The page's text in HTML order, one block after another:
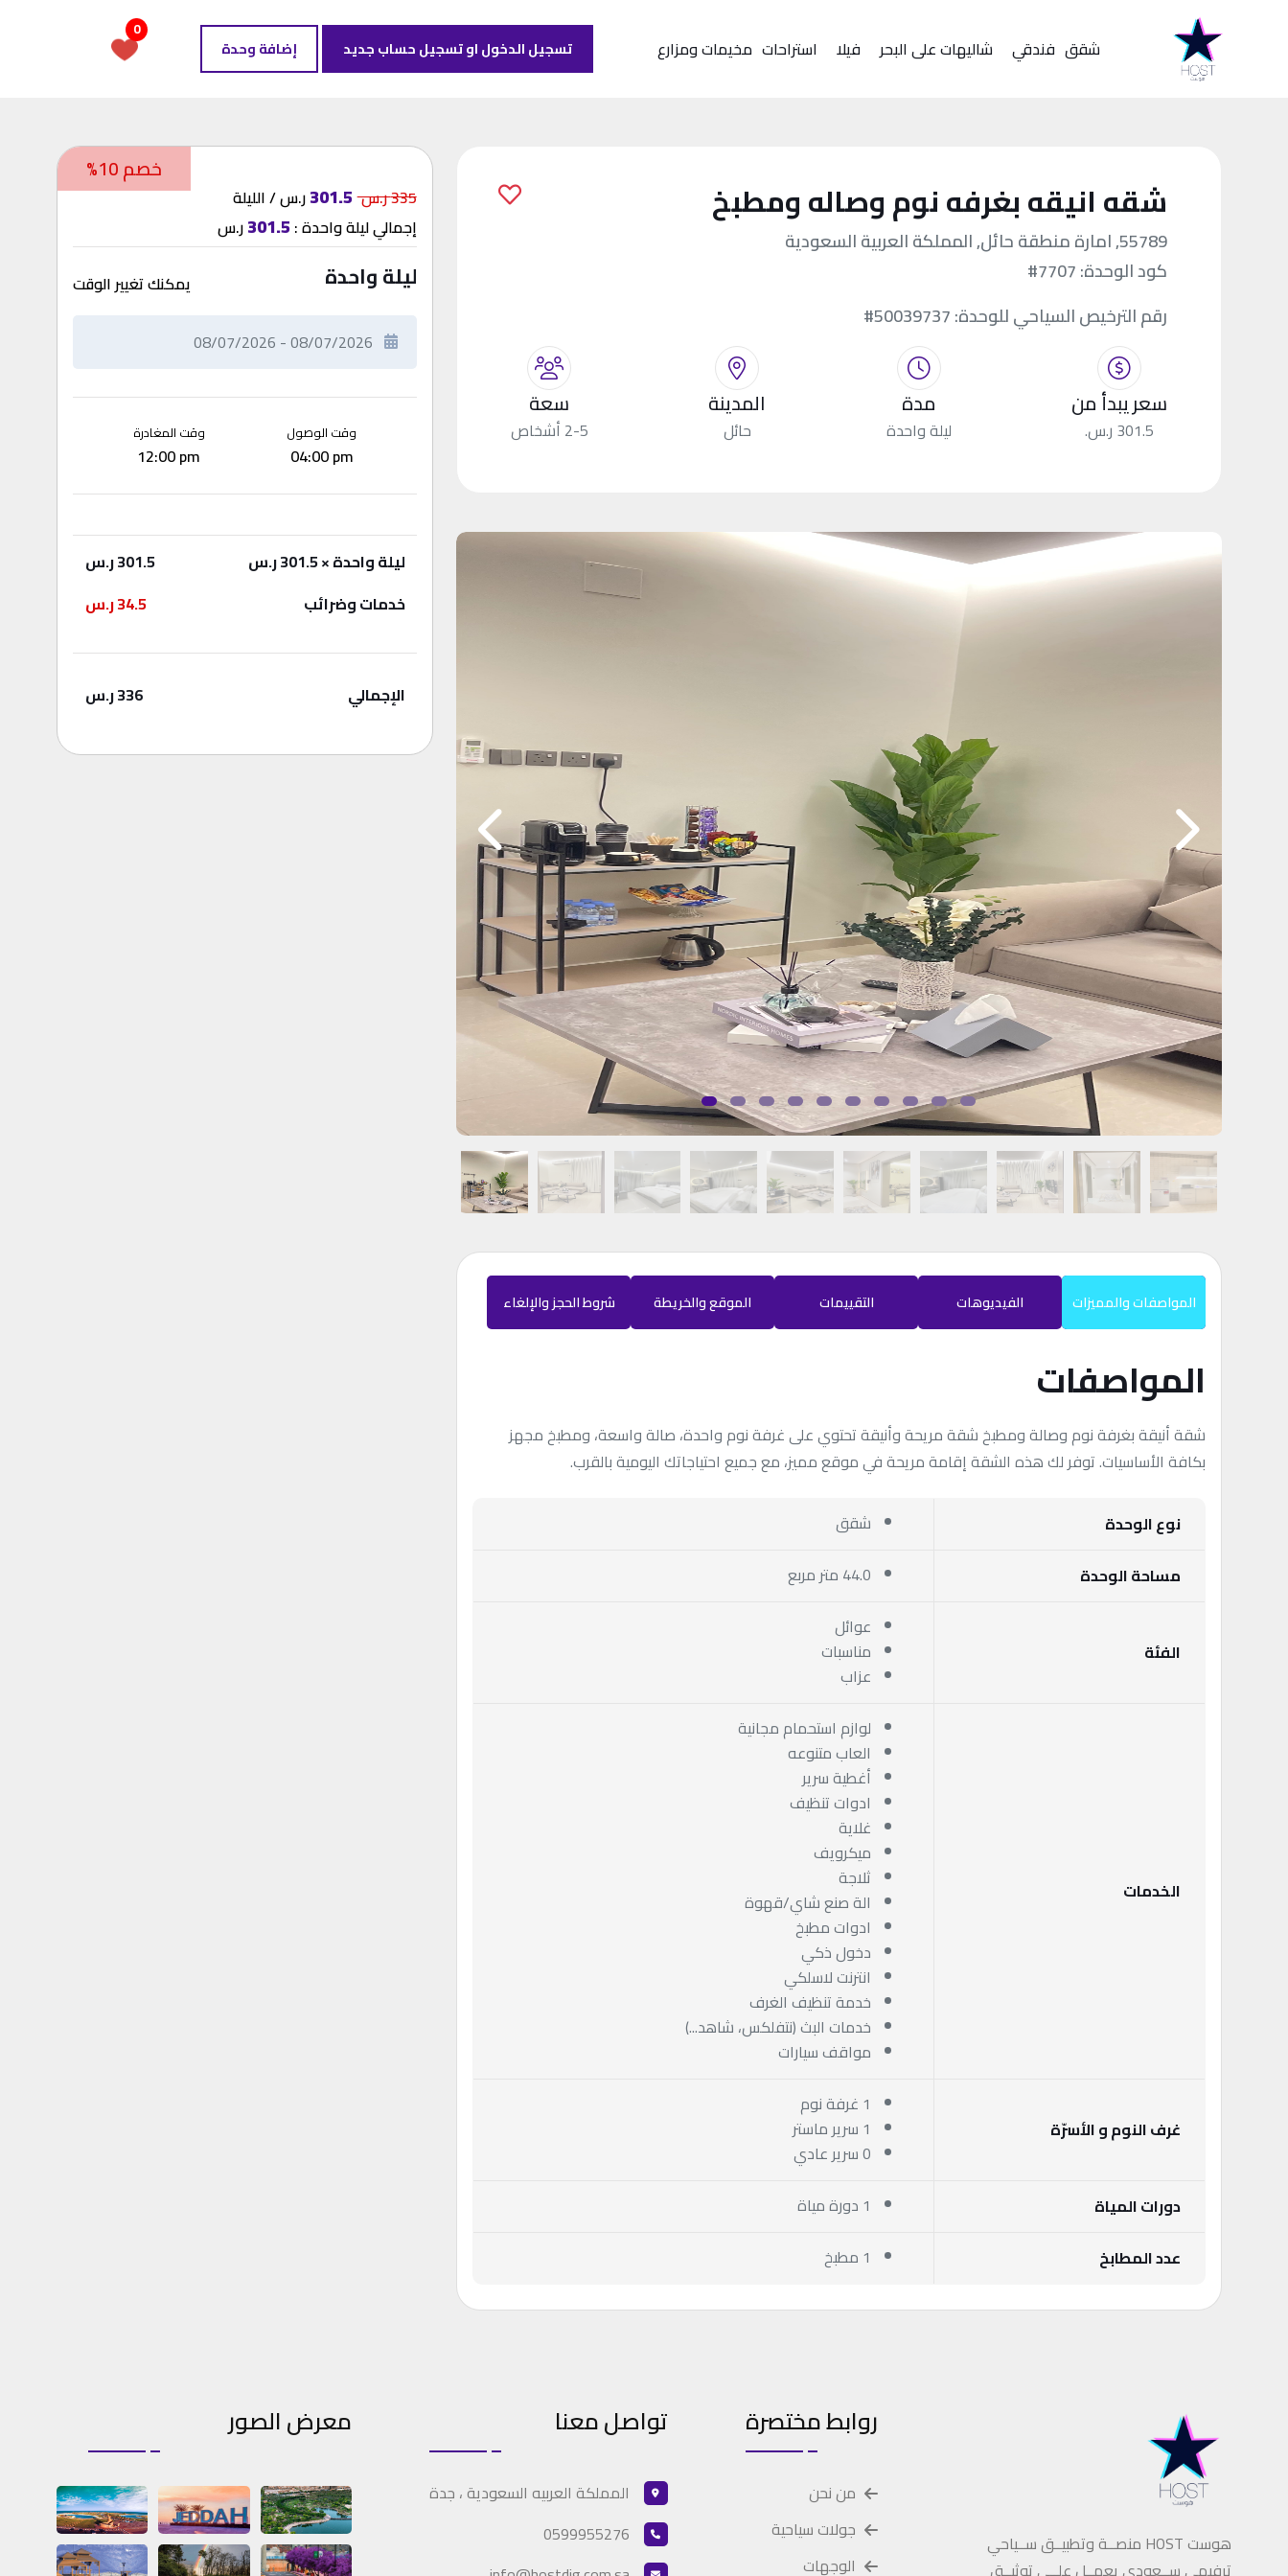
شقق فندقي شاليهات على البحر فيلا استراحات مخيمات ومزارع تسجيل الدخول او تسجيل حساب جديد إضافة وحدة
0
شقه انيقه بغرفه نوم وصاله ومطبخ
55789, امارة منطقة حائل, المملكة العربية السعودية
كود الوحدة:#7707
رقم الترخيص السياحي للوحدة:#50039737
سعر يبدأ من
301.5 ر.س.
مدة
ليلة واحدة
المدينة
حائل
سعة
2-5 أشخاص
المواصفات والمميزات الفيديوهات التقييمات الموقع والخريطة شروط الحجز والإلغاء
المواصفات
شقة أنيقة بغرفة نوم وصالة ومطبخ شقة مريحة وأنيقة تحتوي على غرفة نوم واحدة، صالة واسعة، ومطبخ مجهز
بكافة الأساسيات. توفر لك هذه الشقة إقامة مريحة في موقع مميز، مع جميع احتياجاتك اليومية بالقرب.
نوع الوحدة
شقق
مساحة الوحدة
44.0 متر مربع
الفئة
عوائل
مناسبات
عزاب
الخدمات
لوازم استحمام مجانية
العاب متنوعه
أغطية سرير
ادوات تنظيف
غلاية
ميكرويف
ثلاجة
الة صنع شاي/قهوة
ادوات مطبخ
دخول ذكي
انترنت لاسلكي
خدمة تنظيف الغرف
خدمات البث (نتفلكس، شاهد...)
مواقف سيارات
غرف النوم و الأسرّة
1 غرفة نوم
1 سرير ماستر
0 سرير عادي
دورات المياة
1 دورة مياة
عدد المطابخ
1 مطبخ
خصم 10%
335 ر.س 301.5ر.س / الليلة
إجماليليلة واحدة:
301.5ر.س
ليلة واحدة يمكنك تغيير الوقت
وقت الوصول
04:00 pm
وقت المغادرة
12:00 pm
ليلة واحدة× 301.5 ر.س 301.5ر.س
خدمات وضرائب
34.5ر.س
الإجمالي 336ر.س
هوست HOST منصــة وتطبيــق ســياحي
روابط مختصرة
من نحن
جولات سياحية
الوجهات
تواصل معنا
المملكة العربيه السعودية ، جدة
0599955276
معرض الصور